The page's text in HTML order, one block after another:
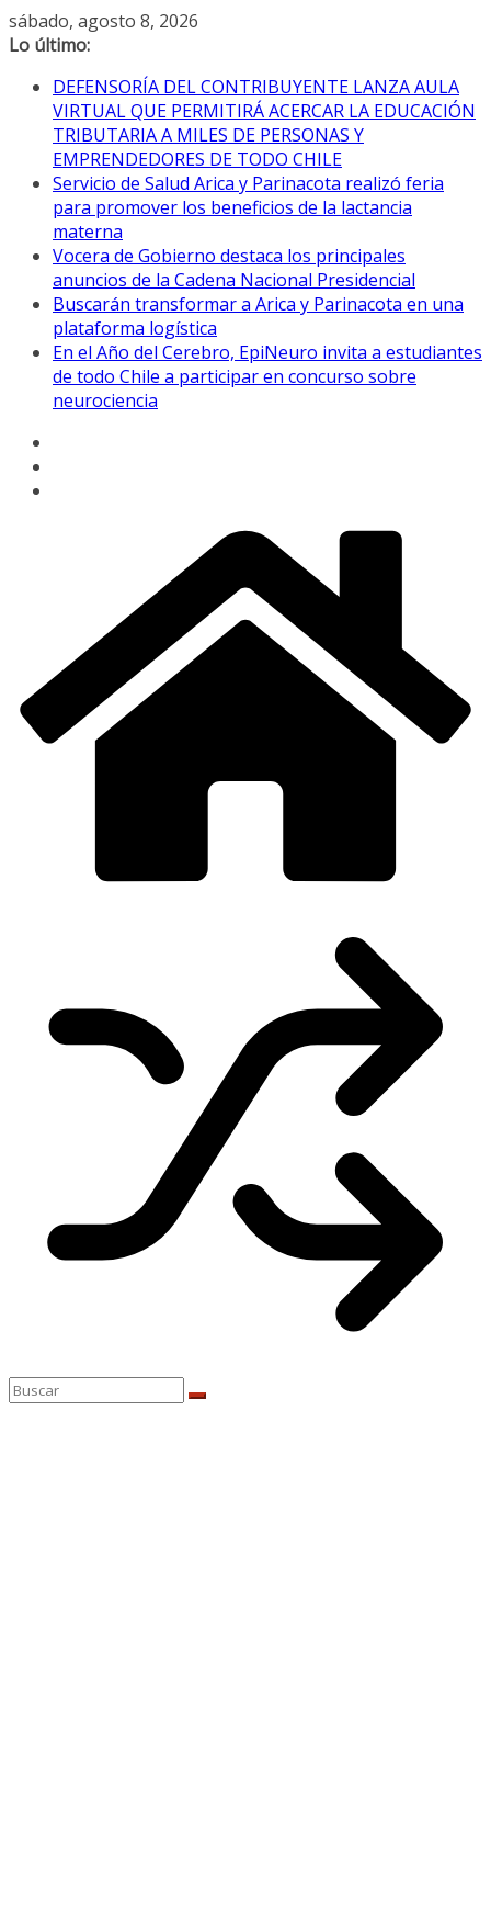
Saltar
al
sábado, agosto 8, 2026
Lo último:
DEFENSORÍA DEL CONTRIBUYENTE LANZA AULA
VIRTUAL QUE PERMITIRÁ ACERCAR LA EDUCACIÓN
TRIBUTARIA A MILES DE PERSONAS Y
EMPRENDEDORES DE TODO CHILE
Servicio de Salud Arica y Parinacota realizó feria
para promover los beneficios de la lactancia
materna
Vocera de Gobierno destaca los principales
anuncios de la Cadena Nacional Presidencial
Buscarán transformar a Arica y Parinacota en una
plataforma logística
En el Año del Cerebro, EpiNeuro invita a estudiantes
de todo Chile a participar en concurso sobre
neurociencia